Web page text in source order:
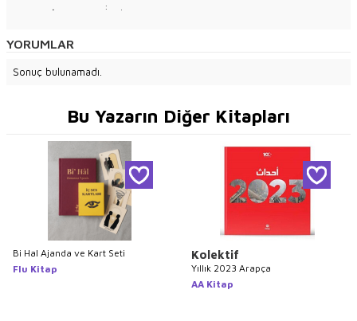
. : .
YORUMLAR
Sonuç bulunamadı.
Bu Yazarın Diğer Kitapları
Bi Hal Ajanda ve Kart Seti
Flu Kitap
Kolektif
Yıllık 2023 Arapça
AA Kitap